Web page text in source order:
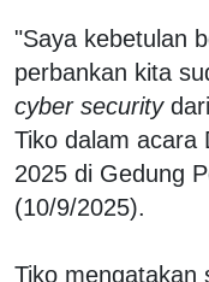
"Saya kebetulan
perbankan kita
cyber security
Tiko dalam acara
2025 di Gedung
(10/9/2025).
Tiko mengatakan